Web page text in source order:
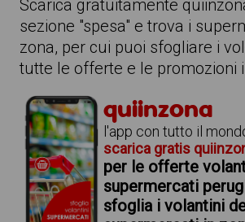
Scarica gratuitamente
sezione "spesa" e trova i
zona, per cui puoi sfogliare i
tutte le offerte e le promozioni
quiinzona
l'app con tutto il
scarica gratis
per le offerte
supermercati
sfoglia i volantini